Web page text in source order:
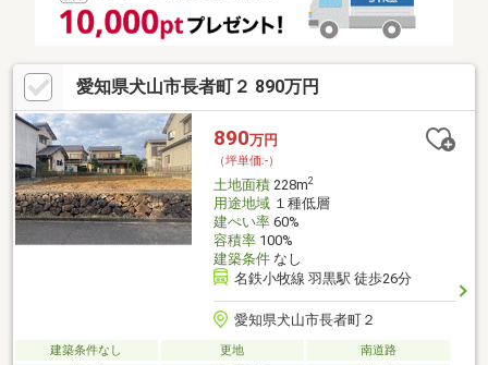
愛知県犬山市長者町２ 890万円
890万円
（坪単価:-）
土地面積228m2
用途地域１種低層
建ぺい率60%
容積率100%
建築条件なし
名鉄小牧線 羽黒駅 徒歩26分
愛知県犬山市長者町２
建築条件なし 更地
南道路